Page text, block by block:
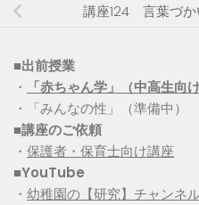
講座124 言葉づか
■出前授業
・
「赤ちゃん学」（中高生向け
・「みんなの性」（準備中）
■講座のご依頼
・ 保護者・保育士向け講座
■YouTube
・ 幼稚園の【研究】チャンネ